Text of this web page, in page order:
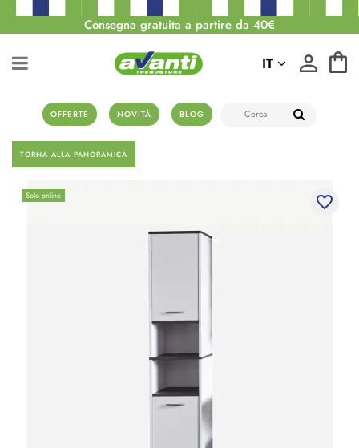
Consegna gratuita a partire da 40€
OFFERTE NOVITÀ BLOG
IT
TORNA ALLA PANORAMICA
Solo online favorite_border